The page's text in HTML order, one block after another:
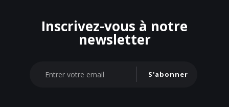
Inscrivez-vous à notre
newsletter
S'abonner